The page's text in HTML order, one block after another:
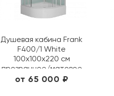
Душевая кабина Frank
F400/1 White
100х100х220 см
прозрачное/матовое
125009/ 20026
от 65 000 ₽